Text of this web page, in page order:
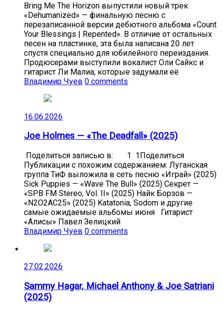
Bring Me The Horizon выпустили новый трек
«Dehumanized» — финальную песню с
перезаписанной версии дебютного альбома «Count
Your Blessings | Repented». В отличие от остальных
песен на пластинке, эта была написана 20 лет
спустя специально для юбилейного переиздания.
Продюсерами выступили вокалист Оли Сайкс и
гитарист Ли Малиа, которые задумали её
Владимир Чуев 0 comments
16.06.2026
Joe Holmes — «The Deadfall» (2025)
Поделиться записью в: 1 1Поделиться
Публикации с похожим содержанием: Луганская
группа ТиФ выложила в сеть песню «Играй» (2025)
Sick Puppies — «Wave The Bull» (2025) Секрет —
«SPB FM Stereo, Vol. II» (2025) Найк Борзов —
«N2O2AC25» (2025) Katatonia, Sodom и другие
самые ожидаемые альбомы июня Гитарист
«Алисы» Павел Зелицкий
Владимир Чуев 0 comments
27.02.2026
Sammy Hagar, Michael Anthony & Joe Satriani
(2025)